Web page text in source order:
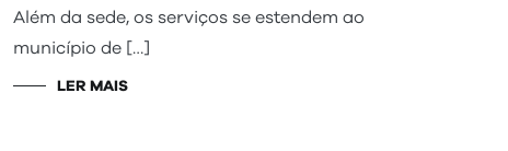
Além da sede, os serviços se estendem ao
município de […]
LER MAIS